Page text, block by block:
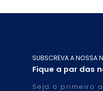
SUBSCREVA A NOSSA
Fique a par das
Seja o primeiro